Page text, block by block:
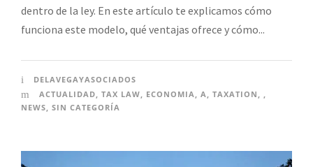
dentro de la ley. En este artículo te explicamos cómo
funciona este modelo, qué ventajas ofrece y cómo...
DELAVEGAYASOCIADOS
ACTUALIDAD, TAX LAW, ECONOMIA, A, TAXATION , ,
NEWS, SIN CATEGORÍA